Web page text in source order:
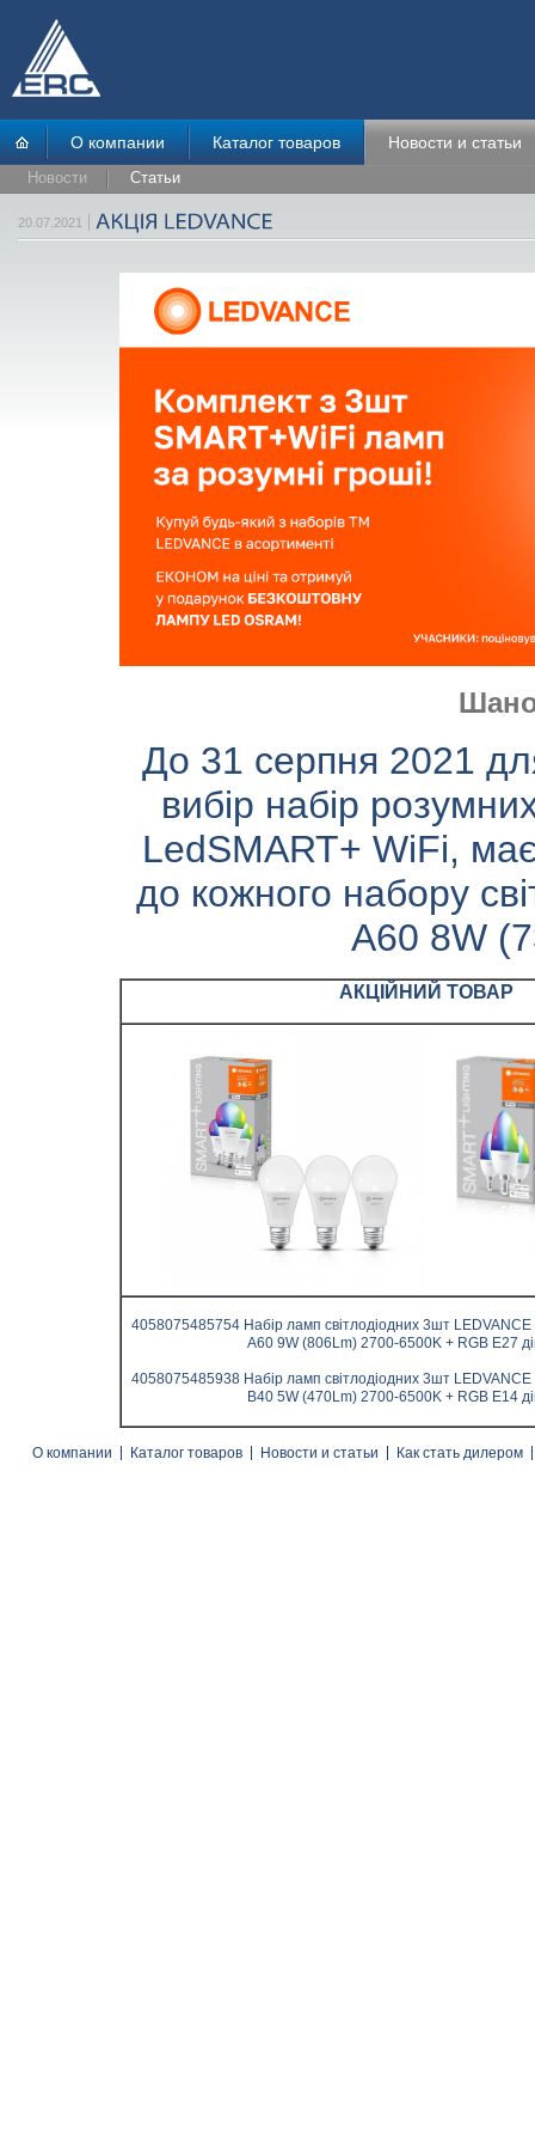
О компании Каталог товаров Новости и статьи
Новости Статьи
20.07.2021
До 31 серпня 2021
вибір набір
LedSMART+ WiFi,
до кожного набору
A60 8W
АКЦІЙНИЙ ТОВАР
4058075485754 Набір ламп світлодіодних 3шт
A60 9W (806Lm) 2700-6500K + RGB E27
4058075485938 Набір ламп світлодіодних 3шт
B40 5W (470Lm) 2700-6500K + RGB E14
О компании Каталог товаров Новости и статьи Как стать дилером